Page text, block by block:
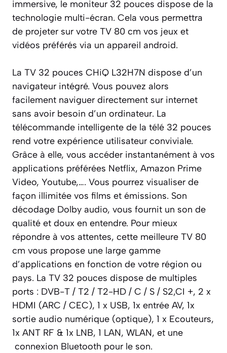
immersive, le moniteur 32 pouces dispose de la
technologie multi-écran. Cela vous permettra
de projeter sur votre TV 80 cm vos jeux et
vidéos préférés via un appareil android.
La TV 32 pouces CHiQ L32H7N dispose d’un
navigateur intégré. Vous pouvez alors
facilement naviguer directement sur internet
sans avoir besoin d’un ordinateur. La
télécommande intelligente de la télé 32 pouces
rend votre expérience utilisateur conviviale.
Grâce à elle, vous accéder instantanément à vos
applications préférées Netflix, Amazon Prime
Video, Youtube,…. Vous pourrez visualiser de
façon illimitée vos films et émissions. Son
décodage Dolby audio, vous fournit un son de
qualité et doux en entendre. Pour mieux
répondre à vos attentes, cette meilleure TV 80
cm vous propose une large gamme
d’applications en fonction de votre région ou
pays. La TV 32 pouces dispose de multiples
ports : DVB-T / T2 / T2-HD / C / S / S2,CI +, 2 x
HDMI (ARC / CEC), 1 x USB, 1x entrée AV, 1x
sortie audio numérique (optique), 1 x Ecouteurs,
1x ANT RF & 1x LNB, 1 LAN, WLAN, et une
connexion Bluetooth pour le son.